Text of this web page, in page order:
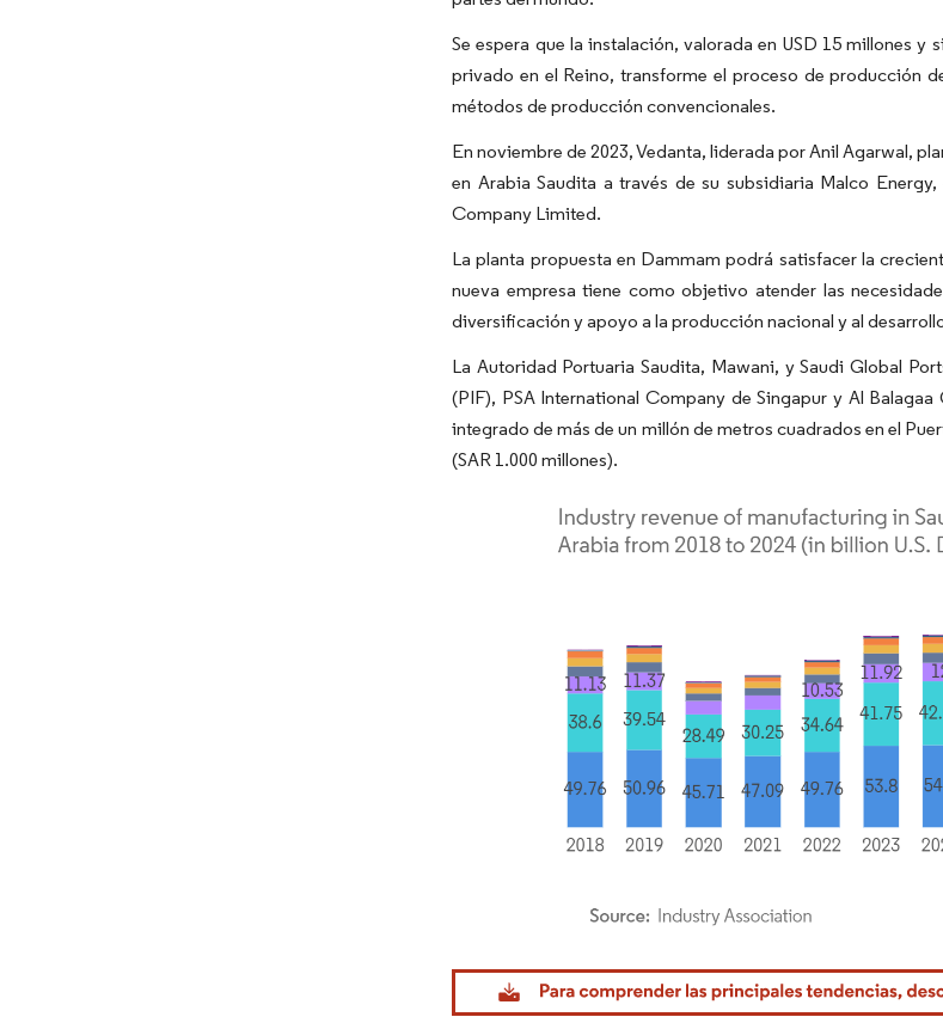
Se espera que la instalación, valorada en USD 15 millones
privado en el Reino, transforme el proceso de producción
métodos de producción convencionales.
En noviembre de 2023, Vedanta, liderada por Anil Agarwal,
en Arabia Saudita a través de su subsidiaria Malco
Company Limited.
La planta propuesta en Dammam podrá satisfacer la
nueva empresa tiene como objetivo atender las
diversificación y apoyo a la producción nacional y al
La Autoridad Portuaria Saudita, Mawani, y Saudi Global
(PIF), PSA International Company de Singapur y Al
integrado de más de un millón de metros cuadrados en el
(SAR 1.000 millones).
Imagen © Mordor Intelligence. El uso requiere atribución según CC BY 4.0.